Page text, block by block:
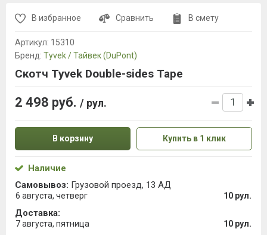
В избранное Сравнить В смету
Артикул: 15310
Бренд: Tyvek / Тайвек (DuPont)
Скотч Tyvek Double-sides Tape
2 498 руб. / рул.
В корзину Купить в 1 клик
Наличие
Самовывоз: Грузовой проезд, 13 АД
6 августа, четверг 10 рул.
Доставка:
7 августа, пятница 10 рул.